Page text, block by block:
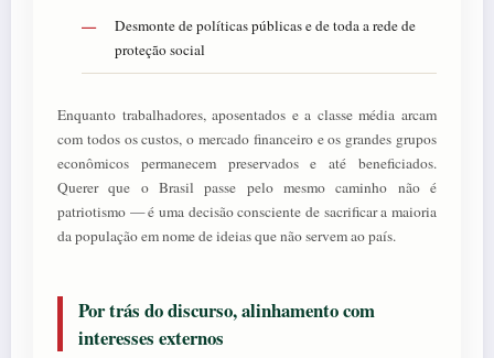
Desmonte de políticas públicas e de toda a rede de
proteção social
Enquanto trabalhadores, aposentados e a classe média arcam
com todos os custos, o mercado financeiro e os grandes grupos
econômicos permanecem preservados e até beneficiados.
Querer que o Brasil passe pelo mesmo caminho não é
patriotismo — é uma decisão consciente de sacrificar a maioria
da população em nome de ideias que não servem ao país.
Por trás do discurso, alinhamento com
interesses externos